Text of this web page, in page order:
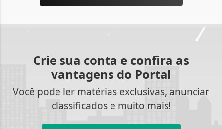
Crie sua conta e confira as
vantagens do Portal
Você pode ler matérias exclusivas, anunciar
classificados e muito mais!